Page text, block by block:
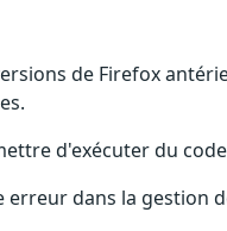
de Firefox
d'exécuter du
erreur dans la